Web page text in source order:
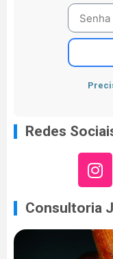
Redes
Consultoria